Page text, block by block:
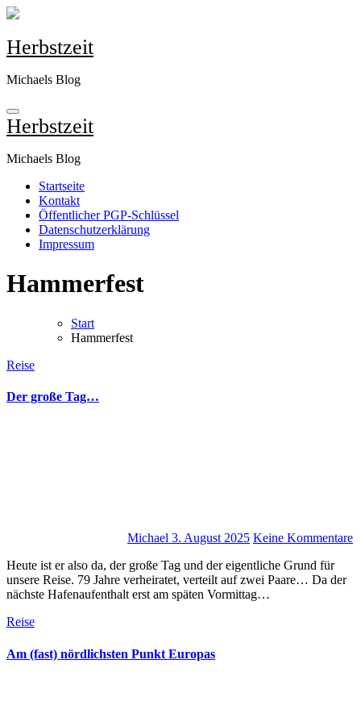
Zum
springen
Herbstzeit
Michaels Blog
Herbstzeit
Michaels Blog
Startseite
Kontakt
Öffentlicher PGP-Schlüssel
Datenschutzerklärung
Impressum
Hammerfest
Start
Hammerfest
Reise
Der große Tag…
Michael 3. August 2025 Keine Kommentare
Heute ist er also da, der große Tag und der eigentliche Grund für
unsere Reise. 79 Jahre verheiratet, verteilt auf zwei Paare… Da der
nächste Hafenaufenthalt erst am späten Vormittag…
Reise
Am (fast) nördlichsten Punkt Europas